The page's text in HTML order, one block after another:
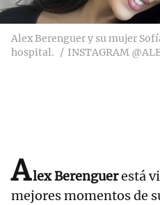
Alex Berenguer y su mujer
hospital.
INSTAGRAM
Alex Berenguerestá
mejores momentos de